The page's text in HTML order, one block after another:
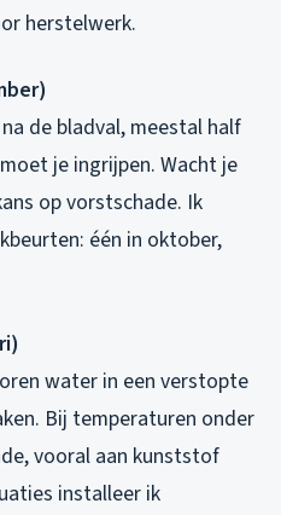
herstelwerk.
de bladval, meestal half
je ingrijpen. Wacht je
op vorstschade. Ik
één in oktober,
water in een verstopte
Bij temperaturen onder
vooral aan kunststof
installeer ik